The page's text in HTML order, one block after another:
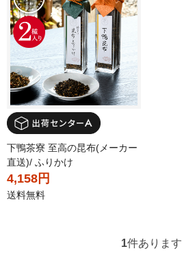
下鴨茶寮 至高の昆布(メーカー
直送)/ ふりかけ
4,158円
送料無料
1件あります